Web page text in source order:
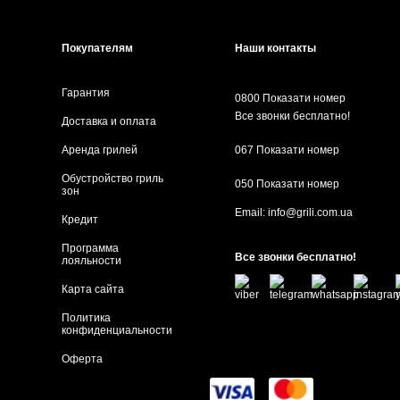
Покупателям
Гарантия
Доставка и оплата
Аренда грилей
Обустройство гриль
зон
Кредит
Программа
лояльности
Карта сайта
Политика
конфиденциальности
Оферта
Наши контакты
0800 Показати номер
Все звонки бесплатно!
067 Показати номер
050 Показати номер
Email: info@grili.com.ua
Все звонки бесплатно!